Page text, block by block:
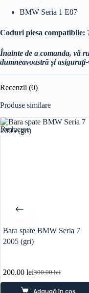
BMW Seria 1 E87
Coduri piesa compatibile:
Înainte de a comanda, vă
dumneavoastră și
Recenzii (0)
Produse similare
Reducere
Bara spate BMW Seria 7
2005 (gri)
300.00lei
Prețul
200.00 leiPrețul
Adaugă în coș